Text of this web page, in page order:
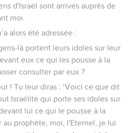
d'Israël sont arrivés auprès de
moi.
alors été adressée :
là portent leurs idoles sur leur
eux ce qui les pousse à la
consulter par eux ?
! Tu leur diras : ‘Voici ce que dit
Israélite qui porte ses idoles sur
lui ce qui le pousse à la
au prophète, moi, l'Eternel, je lui